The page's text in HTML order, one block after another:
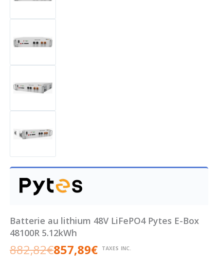
Batterie au lithium 48V LiFePO4 Pytes E-Box
48100R 5.12kWh
882,82€
Le 857,89€
Le TAXES INC.